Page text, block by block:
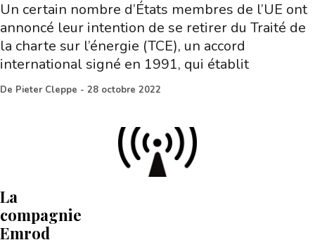
Un certain nombre d’États membres de l’UE ont
annoncé leur intention de se retirer du Traité de
la charte sur l’énergie (TCE), un accord
international signé en 1991, qui établit
De Pieter Cleppe - 28 octobre 2022
La
compagnie
Emrod